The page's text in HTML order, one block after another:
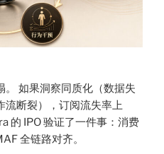
如果洞察同质化（数据失
流断裂），订阅流失率上
的 IPO 验证了一件事：消费
全链路对齐。